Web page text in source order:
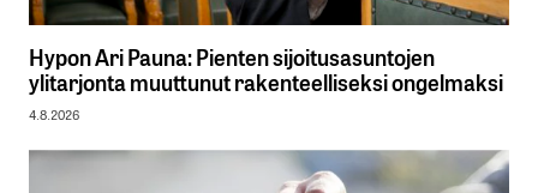
Hypon Ari Pauna: Pienten sijoitusasuntojen
ylitarjonta muuttunut rakenteelliseksi ongelmaksi
4.8.2026